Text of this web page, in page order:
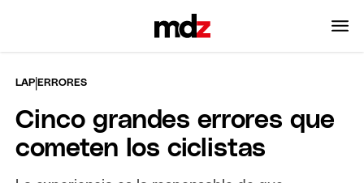
LAP |ERRORES
Cinco grandes errores que
cometen los ciclistas